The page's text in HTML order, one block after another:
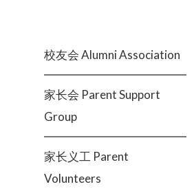
校友会 Alumni Association
家长会 Parent Support
Group
家长义工 Parent
Volunteers